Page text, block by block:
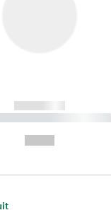
------------
----------- ----------